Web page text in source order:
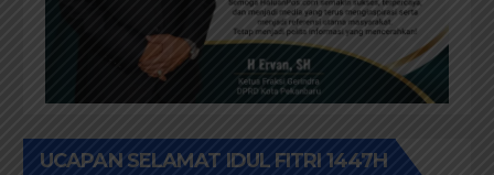
UCAPAN SELAMAT IDUL FITRI 1447H